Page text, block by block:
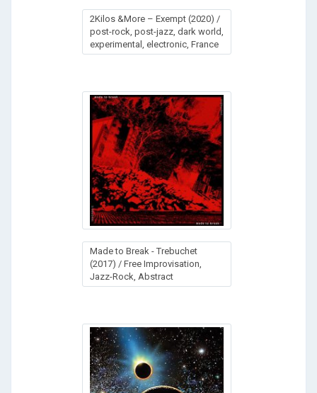
2Kilos &More – Exempt (2020) /
post-rock, post-jazz, dark world,
experimental, electronic, France
Made to Break - Trebuchet
(2017) / Free Improvisation,
Jazz-Rock, Abstract